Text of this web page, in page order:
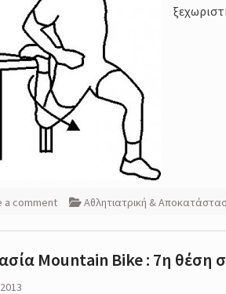
a comment Αθλητιατρική &
Mountain Bike : 7η θέση